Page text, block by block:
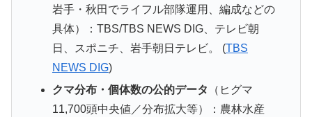
岩手・秋田でライフル部隊運用、編成などの
具体）：TBS/TBS NEWS DIG、テレビ朝
日、スポニチ、岩手朝日テレビ。 (TBS
NEWS DIG)
クマ分布・個体数の公的データ
（ヒグマ
11,700頭中央値／分布拡大等）：農林水産